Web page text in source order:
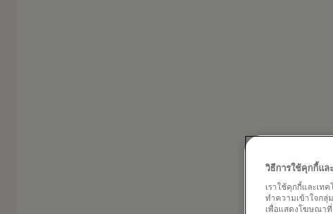
วิธีการใช้คุกกี้แ
เราใช้คุกกี้และเท
ทำความเข้าใจกลุ่
เพื่อแสดงโฆษณาที่